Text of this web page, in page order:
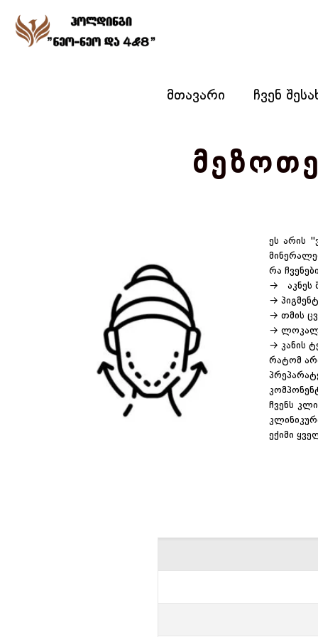
მთავარი ჩვენ
ეს არის
რა
→ აკნეს
→
→ თმის
→
→ კანის
რატომ
ჩვენს
ექიმი